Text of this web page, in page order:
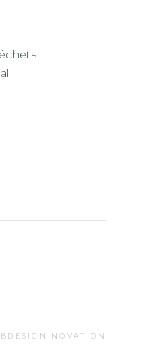
NOVATION